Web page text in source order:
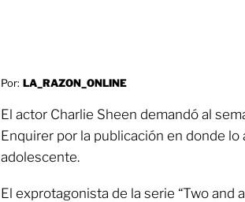
Por: LA_RAZON_ONLINE
El actor Charlie Sheen demandó al
Enquirer por la publicación en donde lo
adolescente.
El exprotagonista de la serie “Two and